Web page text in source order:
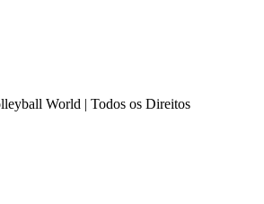
World | Todos os Direitos